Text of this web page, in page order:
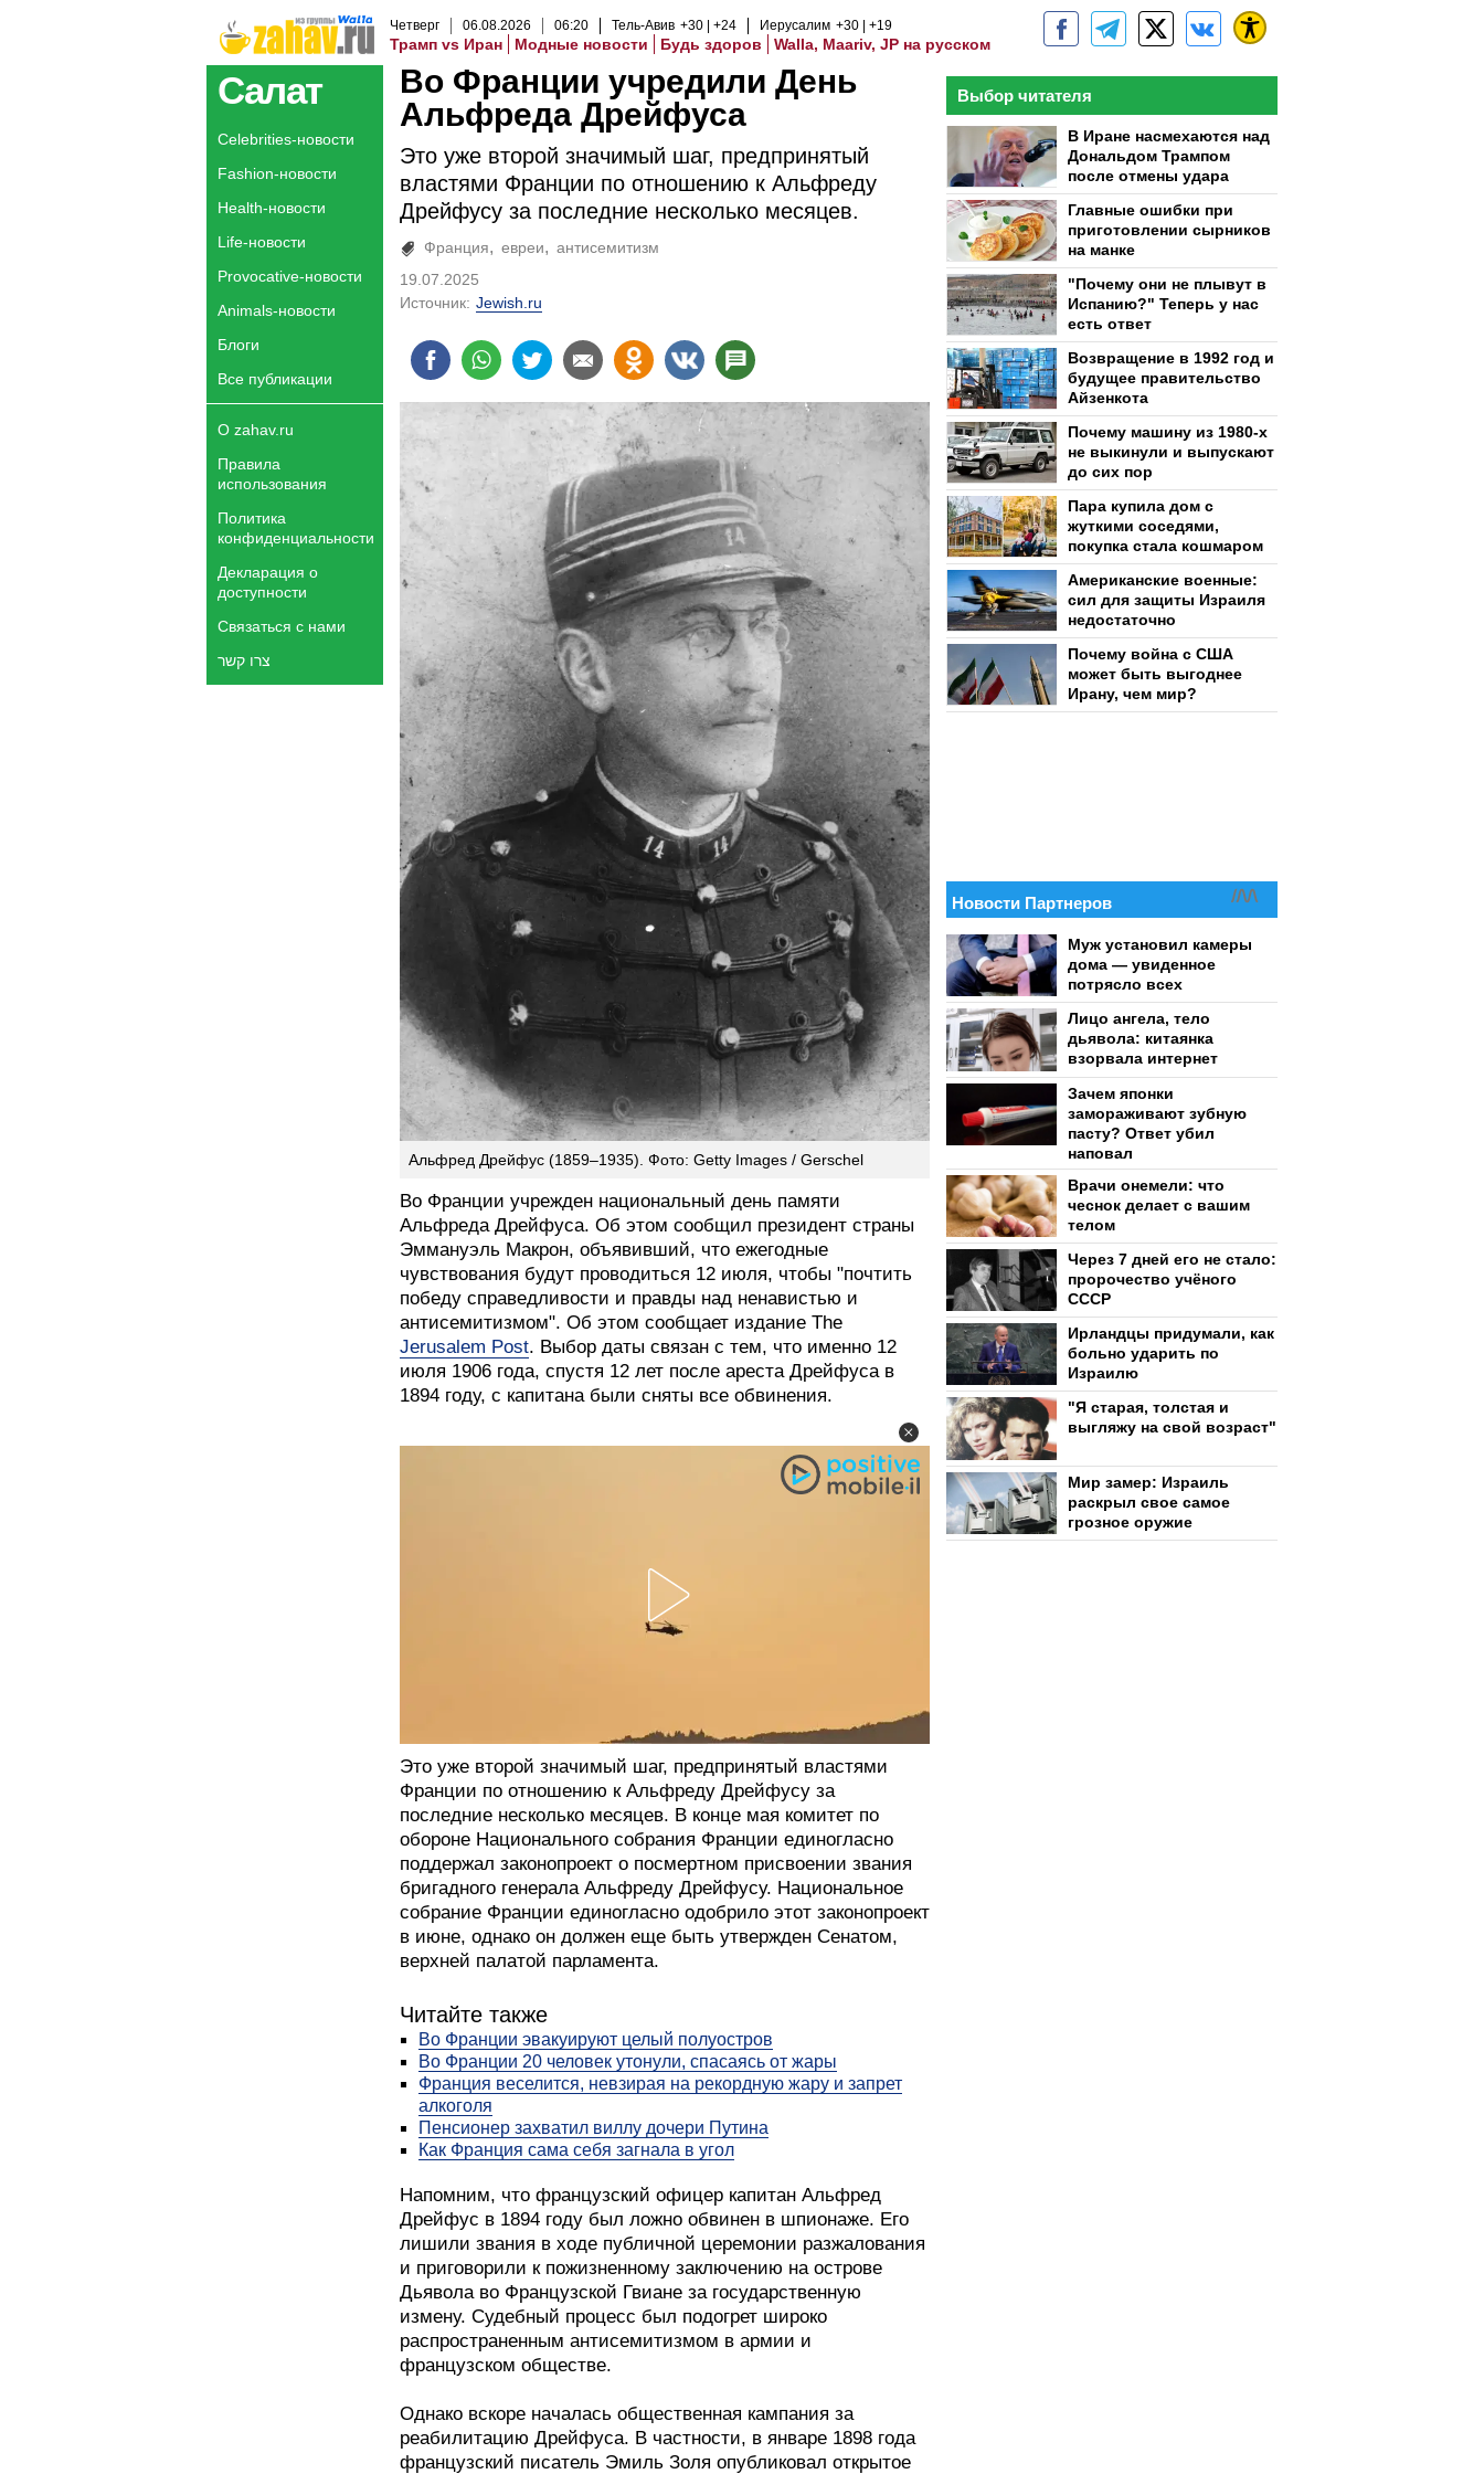
Четверг 06.08.2026 06:20 Тель-Авив +30 +24 Иерусалим +30 +19
Трамп vs Иран Модные новости Будь здоров Walla, Maariv, JP на русском
Салат
Celebrities-новости
Fashion-новости
Health-новости
Life-новости
Provocative-новости
Animals-новости
Блоги
Все публикации
О zahav.ru
Правила
использования
Политика
конфиденциальности
Декларация о
доступности
Связаться с нами
צרו קשר
Во Франции учредили День
Альфреда Дрейфуса
Это уже второй значимый шаг, предпринятый
властями Франции по отношению к Альфреду
Дрейфусу за последние несколько месяцев.
Франция евреи
антисемитизм
19.07.2025
Источник: Jewish.ru
Альфред Дрейфус (1859–1935). Фото: Getty Images / Gerschel
Во Франции учрежден национальный день памяти
Альфреда Дрейфуса. Об этом сообщил президент страны
Эммануэль Макрон, объявивший, что ежегодные
чувствования будут проводиться 12 июля, чтобы "почтить
победу справедливости и правды над ненавистью и
антисемитизмом". Об этом сообщает издание The
Jerusalem Post. Выбор даты связан с тем, что именно 12
июля 1906 года, спустя 12 лет после ареста Дрейфуса в
1894 году, с капитана были сняты все обвинения.
Это уже второй значимый шаг, предпринятый властями
Франции по отношению к Альфреду Дрейфусу за
последние несколько месяцев. В конце мая комитет по
обороне Национального собрания Франции единогласно
поддержал законопроект о посмертном присвоении звания
бригадного генерала Альфреду Дрейфусу. Национальное
собрание Франции единогласно одобрило этот законопроект
в июне, однако он должен еще быть утвержден Сенатом,
верхней палатой парламента.
Читайте также
Во Франции эвакуируют целый полуостров
Во Франции 20 человек утонули, спасаясь от жары
Франция веселится, невзирая на рекордную жару и запрет
алкоголя
Пенсионер захватил виллу дочери Путина
Как Франция сама себя загнала в угол
Напомним, что французский офицер капитан Альфред
Дрейфус в 1894 году был ложно обвинен в шпионаже. Его
лишили звания в ходе публичной церемонии разжалования
и приговорили к пожизненному заключению на острове
Дьявола во Французской Гвиане за государственную
измену. Судебный процесс был подогрет широко
распространенным антисемитизмом в армии и
французском обществе.
Однако вскоре началась общественная кампания за
реабилитацию Дрейфуса. В частности, в январе 1898 года
французский писатель Эмиль Золя опубликовал открытое
Выбор читателя
В Иране насмехаются над
Дональдом Трампом
после отмены удара
Главные ошибки при
приготовлении сырников
на манке
"Почему они не плывут в
Испанию?" Теперь у нас
есть ответ
Возвращение в 1992 год и
будущее правительство
Айзенкота
Почему машину из 1980-х
не выкинули и выпускают
до сих пор
Пара купила дом с
жуткими соседями,
покупка стала кошмаром
Американские военные:
сил для защиты Израиля
недостаточно
Почему война с США
может быть выгоднее
Ирану, чем мир?